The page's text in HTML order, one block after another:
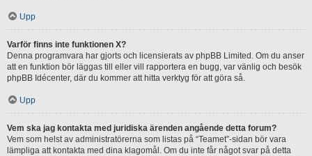
Upp
Varför finns inte funktionen X?
Denna programvara har gjorts och licensierats av phpBB Limited. Om du anser
att en funktion bör läggas till eller vill rapportera en bugg, var vänlig och besök
phpBB Idécenter, där du kommer att hitta verktyg för att göra så.
Upp
Vem ska jag kontakta med juridiska ärenden angående detta forum?
Vem som helst av administratörerna som listas på “Teamet”-sidan bör vara
lämpliga att kontakta med dina klagomål. Om du inte får något svar på detta